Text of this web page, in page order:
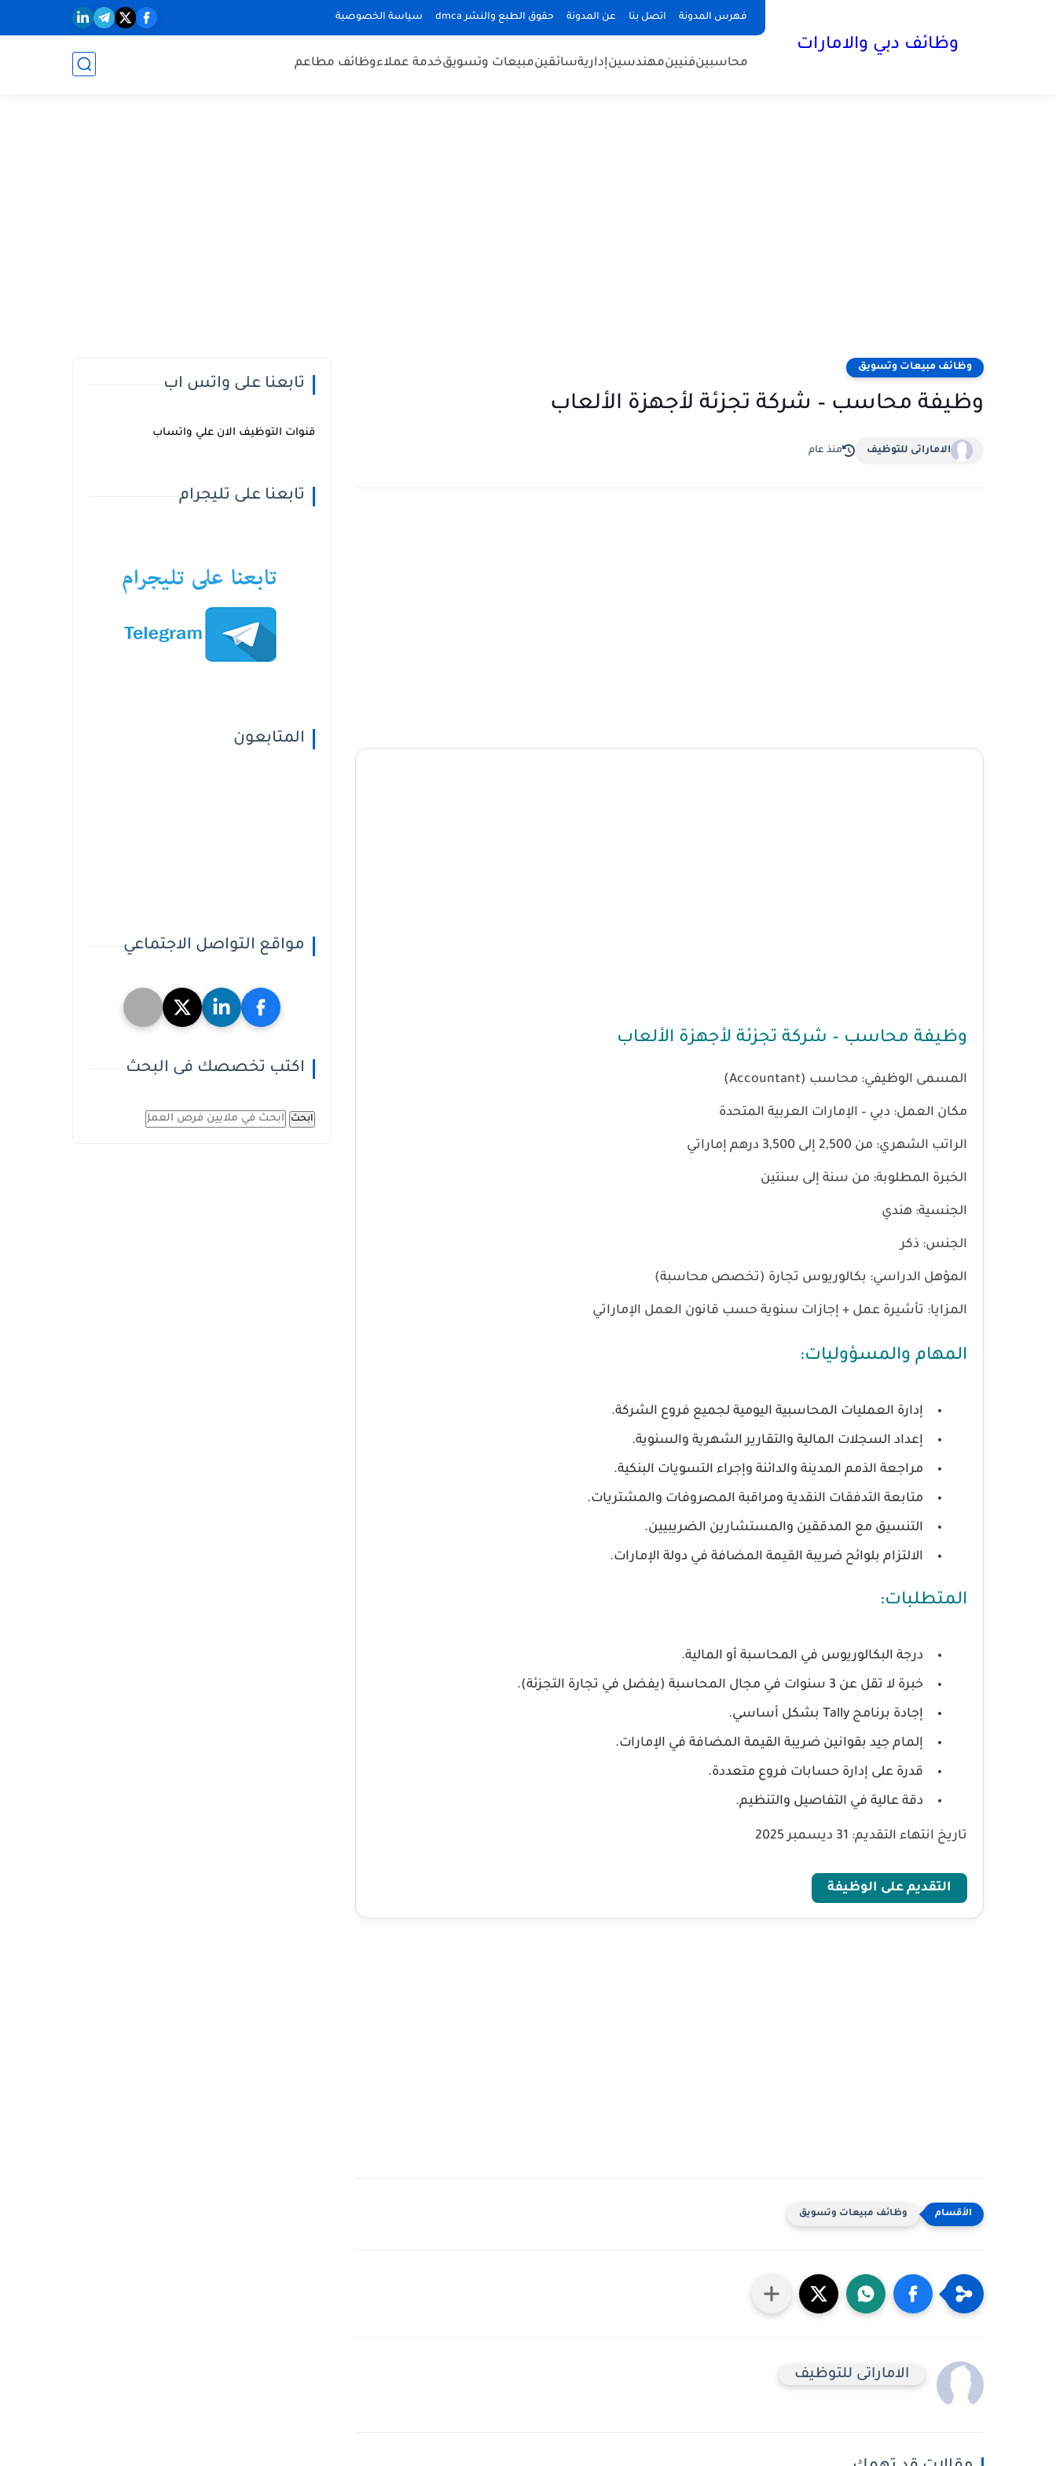
فهرس المدونة اتصل بنا عن المدونة حقوق الطبع والنشر dmca سياسة الخصوصية
وظائف دبي والامارات
محاسبينفنيينمهندسينإداريةسائقينمبيعات وتسويقخدمة عملاءوظائف مطاعم
وظائف مبيعات وتسويق
وظيفة محاسب – شركة تجزئة لأجهزة الألعاب
الاماراتى للتوظيف منذ عام
وظيفة محاسب – شركة تجزئة لأجهزة الألعاب
المسمى الوظيفي: محاسب (Accountant)
مكان العمل: دبي – الإمارات العربية المتحدة
الراتب الشهري: من 2,500 إلى 3,500 درهم إماراتي
الخبرة المطلوبة: من سنة إلى سنتين
الجنسية: هندي
الجنس: ذكر
المؤهل الدراسي: بكالوريوس تجارة (تخصص محاسبة)
المزايا: تأشيرة عمل + إجازات سنوية حسب قانون العمل الإماراتي
المهام والمسؤوليات:
إدارة العمليات المحاسبية اليومية لجميع فروع الشركة.
إعداد السجلات المالية والتقارير الشهرية والسنوية.
مراجعة الذمم المدينة والدائنة وإجراء التسويات البنكية.
متابعة التدفقات النقدية ومراقبة المصروفات والمشتريات.
التنسيق مع المدققين والمستشارين الضريبيين.
الالتزام بلوائح ضريبة القيمة المضافة في دولة الإمارات.
المتطلبات:
درجة البكالوريوس في المحاسبة أو المالية.
خبرة لا تقل عن 3 سنوات في مجال المحاسبة (يفضل في تجارة التجزئة).
إجادة برنامج Tally بشكل أساسي.
إلمام جيد بقوانين ضريبة القيمة المضافة في الإمارات.
قدرة على إدارة حسابات فروع متعددة.
دقة عالية في التفاصيل والتنظيم.
تاريخ انتهاء التقديم:
التقديم على الوظيفة
وظائف مبيعات وتسويق
الاماراتى للتوظيف
تابعنا على واتس اب
قنوات التوظيف الان علي واتساب
تابعنا على تليجرام
المتابعون
مواقع التواصل الاجتماعي
اكتب تخصصك فى البحث
ابحث